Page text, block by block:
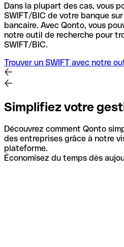
Dans la plupart des cas, vous
SWIFT/BIC de votre banque
bancaire. Avec Qonto, vous
notre outil de recherche pour
SWIFT/BIC.
Trouver un SWIFT avec notre
Simplifiez votre
Découvrez comment Qonto
des entreprises grâce à notre
plateforme.
Économisez du temps dès